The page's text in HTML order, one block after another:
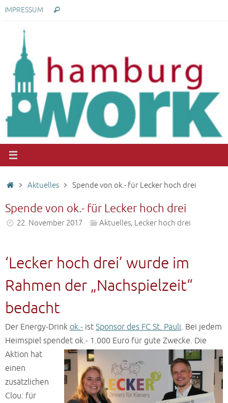
Zum
springen
IMPRESSUM Suchen
StartAktuelles Spende von ok.- für Lecker hoch drei
Spende von ok.- für Lecker hoch drei
22. November 2017 Aktuelles, Lecker hoch drei
‘Lecker hoch drei’ wurde im
Rahmen der „Nachspielzeit“
bedacht
Der Energy-Drink ok.- istSponsor des FC St. Pauli. Bei jedem
Heimspiel spendet ok.- 1.000 Euro für gute Zwecke. Die
Aktion hat
einen
zusätzlichen
Clou: für